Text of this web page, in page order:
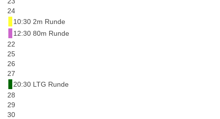
24
10:30 2m Runde
12:30 80m Runde
22
25
26
27
20:30 LTG Runde
28
29
30